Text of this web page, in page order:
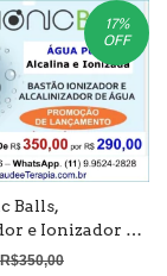
17%
OFF
Balls,
e Ionizador de
R$350,00